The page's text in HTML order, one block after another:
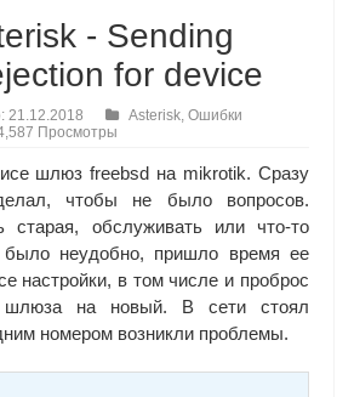
- Sending
for device
21.12.2018 Asterisk,Ошибки
Просмотры
шлюз freebsd на mikrotik. Сразу
чтобы не было вопросов.
старая, обслуживать или что-то
было неудобно, пришло время ее
настройки, в том числе и проброс
шлюза на новый. В сети стоял
номером возникли проблемы.